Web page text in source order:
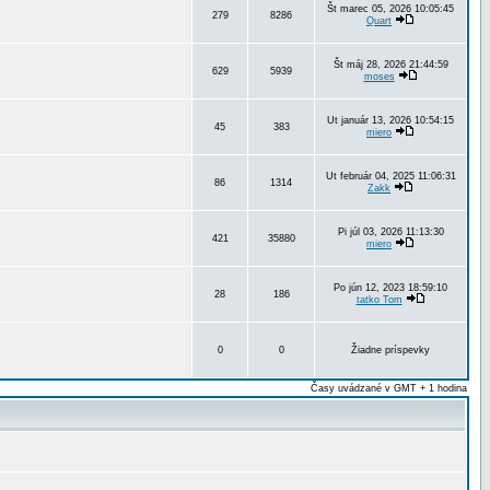
279 8286
Št marec 05, 2026 10:05:45
Quart
629 5939
Št máj 28, 2026 21:44:59
moses
45 383
Ut január 13, 2026 10:54:15
miero
86 1314
Ut február 04, 2025 11:06:31
Zakk
421 35880
Pi júl 03, 2026 11:13:30
miero
28 186
Po jún 12, 2023 18:59:10
tatko Tom
0 0 Žiadne príspevky
Časy uvádzané v GMT + 1 hodina